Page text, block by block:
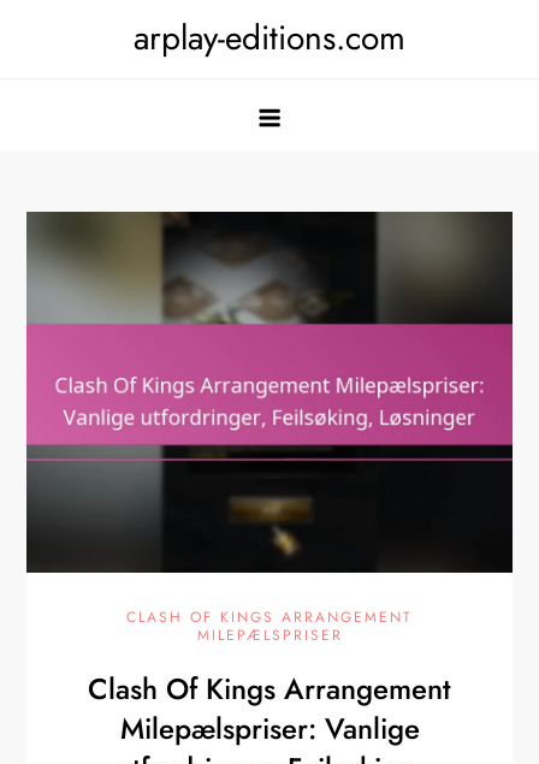
arplay-editions.com
CLASH OF KINGS ARRANGEMENT
MILEPÆLSPRISER
Clash Of Kings Arrangement
Milepælspriser: Vanlige